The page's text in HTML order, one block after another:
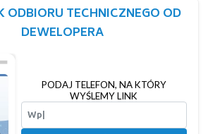
ODBIORU TECHNICZNEGO OD
DEWELOPERA
PODAJ TELEFON, NA KTÓRY
WYŚLEMY LINK